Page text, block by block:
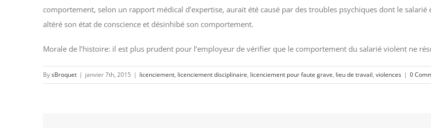
comportement, selon un rapport médical d’expertise, aurait été causé par des troubles psychiques dont le
altéré son état de conscience et désinhibé son comportement.
Morale de l’histoire: il est plus prudent pour l’employeur de vérifier que le comportement du salarié violent ne
BysBroquet | janvier 7th, 2015 | licenciement, licenciement disciplinaire, licenciement pour faute grave, lieu de travail, violences | 0